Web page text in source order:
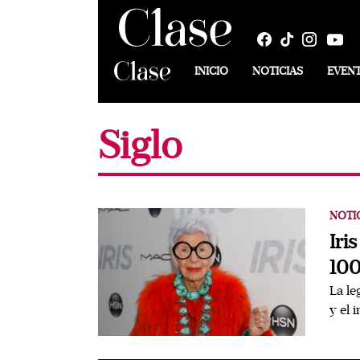
INICIO NOTICIAS
Siglo
La
y el